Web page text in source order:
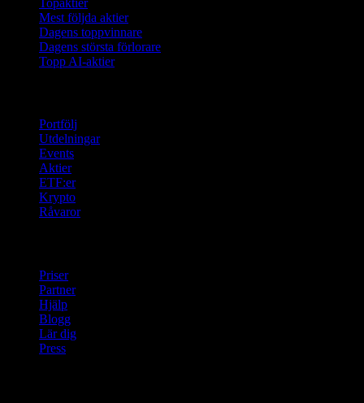
Topaktier
Mest följda aktier
Dagens toppvinnare
Dagens största förlorare
Topp AI-aktier
Portfölj
Utdelningar
Events
Aktier
ETF:er
Krypto
Råvaror
Priser
Partner
Hjälp
Blogg
Lär dig
Press